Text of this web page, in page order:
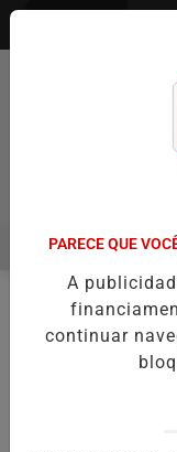
NO
EM ALTA
EM
PARECE QUE
A
continuar